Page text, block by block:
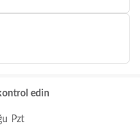
edin
Pzt